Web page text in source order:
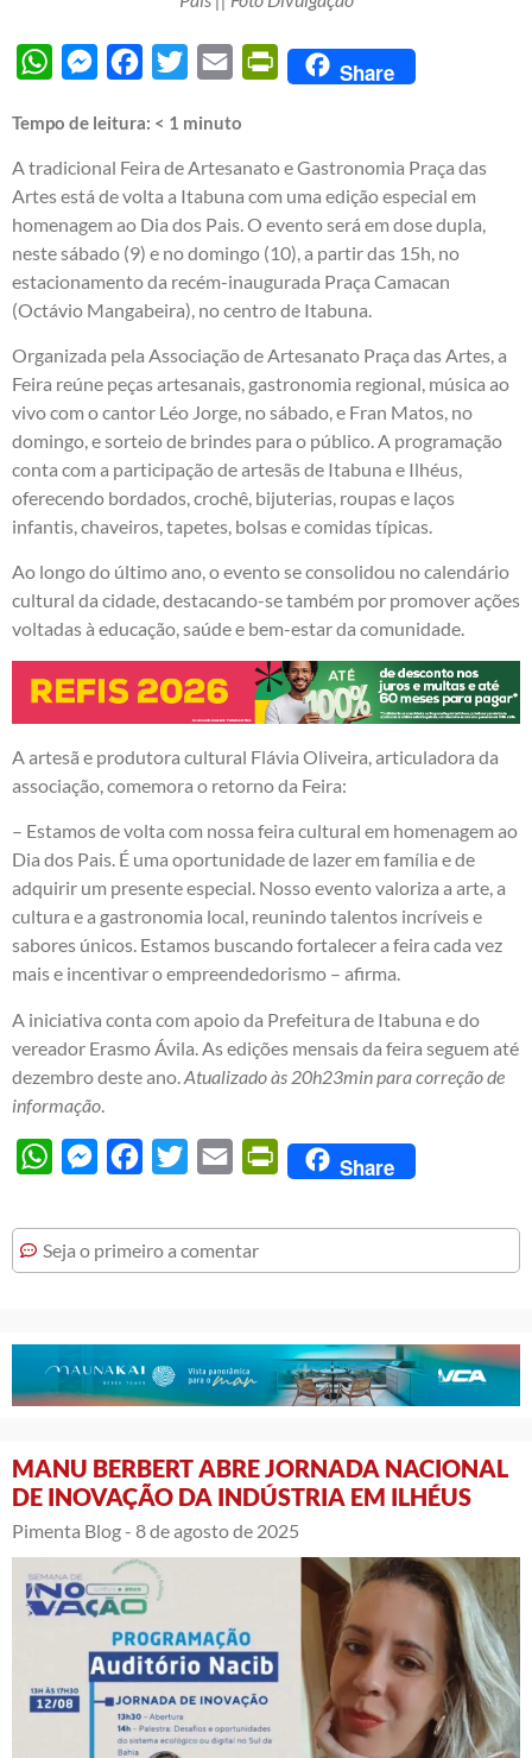
WhatsAppMessengerFacebook
Twitter Email PrintFriendly
Share
Tempo de leitura: < 1 minuto
A tradicional Feira de Artesanato e Gastronomia Praça das
Artes está de volta a Itabuna com uma edição especial em
homenagem ao Dia dos Pais. O evento será em dose dupla,
neste sábado (9) e no domingo (10), a partir das 15h, no
estacionamento da recém-inaugurada Praça Camacan
(Octávio Mangabeira), no centro de Itabuna.
Organizada pela Associação de Artesanato Praça das Artes, a
Feira reúne peças artesanais, gastronomia regional, música ao
vivo com o cantor Léo Jorge, no sábado, e Fran Matos, no
domingo, e sorteio de brindes para o público. A programação
conta com a participação de artesãs de Itabuna e Ilhéus,
oferecendo bordados, crochê, bijuterias, roupas e laços
infantis, chaveiros, tapetes, bolsas e comidas típicas.
Ao longo do último ano, o evento se consolidou no calendário
cultural da cidade, destacando-se também por promover ações
voltadas à educação, saúde e bem-estar da comunidade.
A artesã e produtora cultural Flávia Oliveira, articuladora da
associação, comemora o retorno da Feira:
– Estamos de volta com nossa feira cultural em homenagem ao
Dia dos Pais. É uma oportunidade de lazer em família e de
adquirir um presente especial. Nosso evento valoriza a arte, a
cultura e a gastronomia local, reunindo talentos incríveis e
sabores únicos. Estamos buscando fortalecer a feira cada vez
mais e incentivar o empreendedorismo – afirma.
A iniciativa conta com apoio da Prefeitura de Itabuna e do
vereador Erasmo Ávila. As edições mensais da feira seguem até
dezembro deste ano.Atualizado às 20h23min para correção de
informação.
WhatsAppMessengerFacebook
Twitter Email PrintFriendly
Share
Seja o primeiro a comentar
MANU BERBERT ABRE JORNADA NACIONAL
DE INOVAÇÃO DA INDÚSTRIA EM ILHÉUS
Pimenta Blog - 8 de agosto de 2025